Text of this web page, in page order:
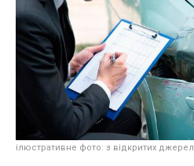
ілюстративне фото: з відкритих джерел